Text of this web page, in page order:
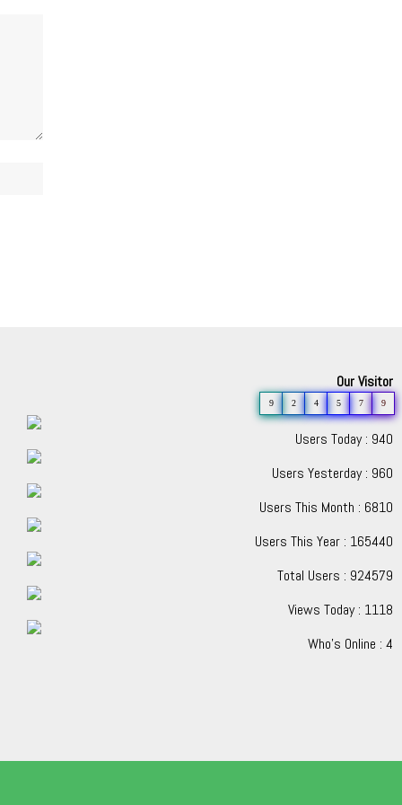
Our Visitor
9 2 4 5 7 9
Users Today : 940
Users Yesterday : 960
Users This Month : 6810
Users This Year : 165440
Total Users : 924579
Views Today : 1118
Who's Online : 4